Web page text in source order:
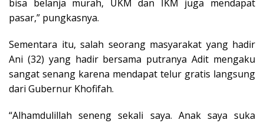
bisa belanja murah, UKM dan IKM juga mendapat
pasar,” pungkasnya.
Sementara itu, salah seorang masyarakat yang hadir
Ani (32) yang hadir bersama putranya Adit mengaku
sangat senang karena mendapat telur gratis langsung
dari Gubernur Khofifah.
“Alhamdulillah seneng sekali saya. Anak saya suka